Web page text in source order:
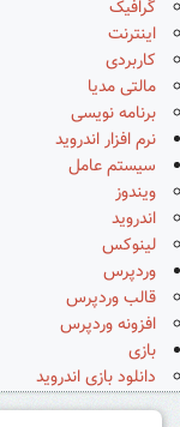
گرافیک
اینترنت
کاربردی
مالتی مدیا
برنامه نویسی
نرم افزار اندروید
سیستم عامل
ویندوز
اندروید
لینوکس
وردپرس
قالب وردپرس
افزونه وردپرس
بازی
دانلود بازی اندروید